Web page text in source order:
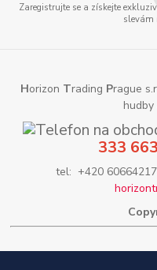
Zaregistrujte se a získejte
slevám
Horizon Trading Prague
333
tel: +420